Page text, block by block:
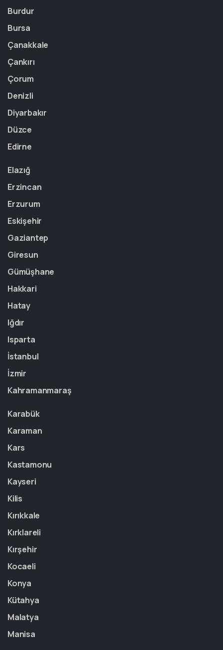
Burdur
Bursa
Çanakkale
Çankırı
Çorum
Denizli
Diyarbakır
Düzce
Edirne
Elazığ
Erzincan
Erzurum
Eskişehir
Gaziantep
Giresun
Gümüşhane
Hakkari
Hatay
Iğdır
Isparta
İstanbul
İzmir
Kahramanmaraş
Karabük
Karaman
Kars
Kastamonu
Kayseri
Kilis
Kırıkkale
Kırklareli
Kırşehir
Kocaeli
Konya
Kütahya
Malatya
Manisa